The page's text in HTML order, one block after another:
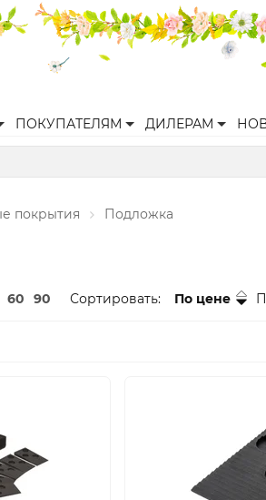
ПОКУПАТЕЛЯМ ДИЛЕРАМ
покрытия Подложка
60 90 Сортировать: По цене